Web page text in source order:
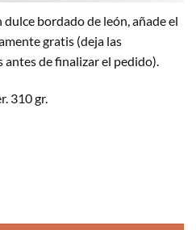
bordado de león, añade el
gratis (deja las
de finalizar el pedido).
310 gr.